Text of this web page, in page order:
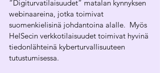
“Digiturvatilaisuudet” matalan kynnyksen
webinaareina, jotka toimivat
suomenkielisinä johdantoina alalle.  Myös
HelSecin verkkotilaisuudet toimivat hyvinä
tiedonlähteinä kyberturvallisuuteen
tutustumisessa.